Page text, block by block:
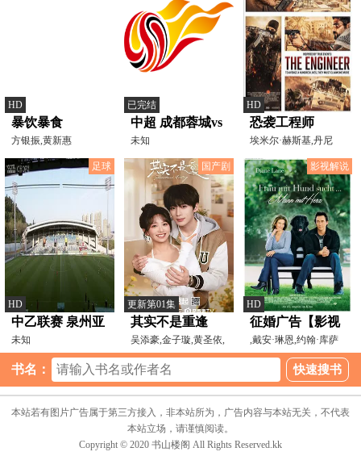
HD
暴饮暴食
方银振,黄新惠
已完结
中超 成都蓉城vs
云南玉昆
20250416
未知
HD
恐袭工程师
埃米尔·赫斯基,丹尼
·A·阿贝卡瑟尔,萨西
足球
HD
中乙联赛 泉州亚
新VS成都蓉城B
队 20250502
未知
国产剧
更新第01集
其实不是重逢
吴添豪,金子璇,黄圣依,
王欣政,刘允儿,任运
影视解说
HD
征婚广告【影视
解说】
,戴安·琳恩,约翰·库萨
克,德蒙特·莫罗尼,
书名：
本站若有图片广告属于第三方接入，非本站所为，广告内容与本站无关，不代表
本站立场，请谨慎阅读。
Copyright © 2020 书山楼阁 All Rights Reserved.kk